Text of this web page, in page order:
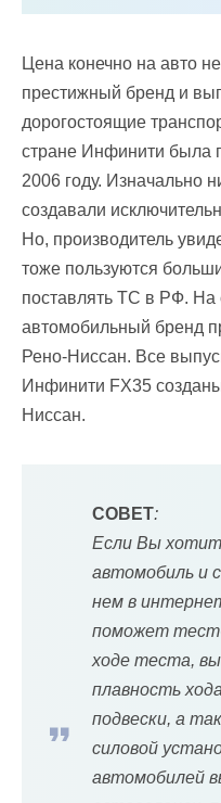
Цена конечно на авто
престижный бренд и
дорогостоящие
стране Инфинити была
2006 году. Изначально
создавали
Но, производитель
тоже пользуются
поставлять ТС в РФ. На
автомобильный бренд
Рено-Ниссан. Все
Инфинити FX35
Ниссан.
СОВЕТ:
Если Вы
автомобиль и
нем в
поможет
ходе теста,
плавность
подвески, а
силовой
автомобилей